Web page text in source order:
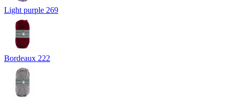
Light purple 269
Bordeaux 222